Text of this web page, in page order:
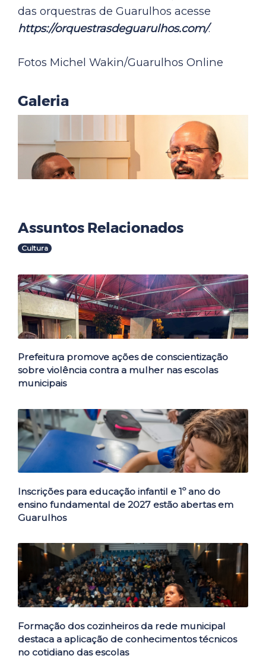
das orquestras de Guarulhos acesse
https://orquestrasdeguarulhos.com/.
Fotos Michel Wakin/Guarulhos Online
Galeria
Assuntos Relacionados
Cultura
Outras Notícias
Prefeitura promove ações de conscientização
sobre violência contra a mulher nas escolas
municipais
Inscrições para educação infantil e 1º ano do
ensino fundamental de 2027 estão abertas em
Guarulhos
Formação dos cozinheiros da rede municipal
destaca a aplicação de conhecimentos técnicos
no cotidiano das escolas